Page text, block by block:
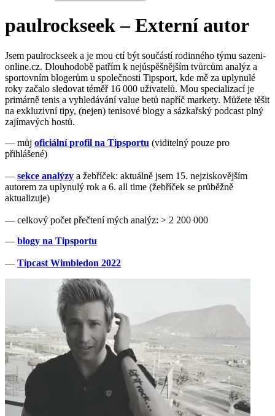
paulrockseek– Externí autor
Jsem paulrockseek a je mou ctí být součástí rodinného týmu sazeni-
online.cz. Dlouhodobě patřím k nejúspěšnějším tvůrcům analýz a
sportovním blogerům u společnosti Tipsport, kde mě za uplynulé
roky začalo sledovat téměř 16 000 uživatelů. Mou specializací je
primárně tenis a vyhledávání value betů napříč markety. Můžete těšit
na exkluzivní tipy, (nejen) tenisové blogy a sázkařský podcast plný
zajímavých hostů.
— můj oficiální profil na Tipsportu (viditelný pouze pro
přihlášené)
— sekce analýzy a žebříček: aktuálně jsem 15. nejziskovějším
autorem za uplynulý rok a 6. all time (žebříček se průběžně
aktualizuje)
— celkový počet přečtení mých analýz: > 2 200 000
— blogy na Tipsportu
— Tipcast Wimbledon 2022